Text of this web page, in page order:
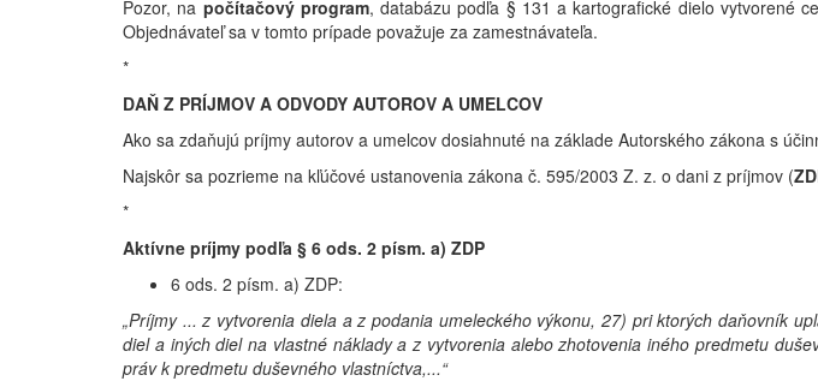
Pozor, na počítačový program, databázu podľa § 131 a kartografické dielo vytvorené
Objednávateľ sa v tomto prípade považuje za zamestnávateľa.
*
DAŇ Z PRÍJMOV A ODVODY AUTOROV A UMELCOV
Ako sa zdaňujú príjmy autorov a umelcov dosiahnuté na základe Autorského zákona s
Najskôr sa pozrieme na kľúčové ustanovenia zákona č. 595/2003 Z. z. o dani z príjmov (
*
Aktívne príjmy podľa § 6 ods. 2 písm. a) ZDP
6 ods. 2 písm. a) ZDP:
„Príjmy ... z vytvorenia diela a z podania umeleckého výkonu, 27) pri ktorých daňovník
diel a iných diel na vlastné náklady a z vytvorenia alebo zhotovenia iného predmetu
práv k predmetu duševného vlastníctva,...“